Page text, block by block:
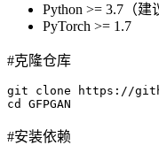
Python >= 3.7（建
PyTorch >= 1.7
#克隆仓库
git clone https://
#安装依赖